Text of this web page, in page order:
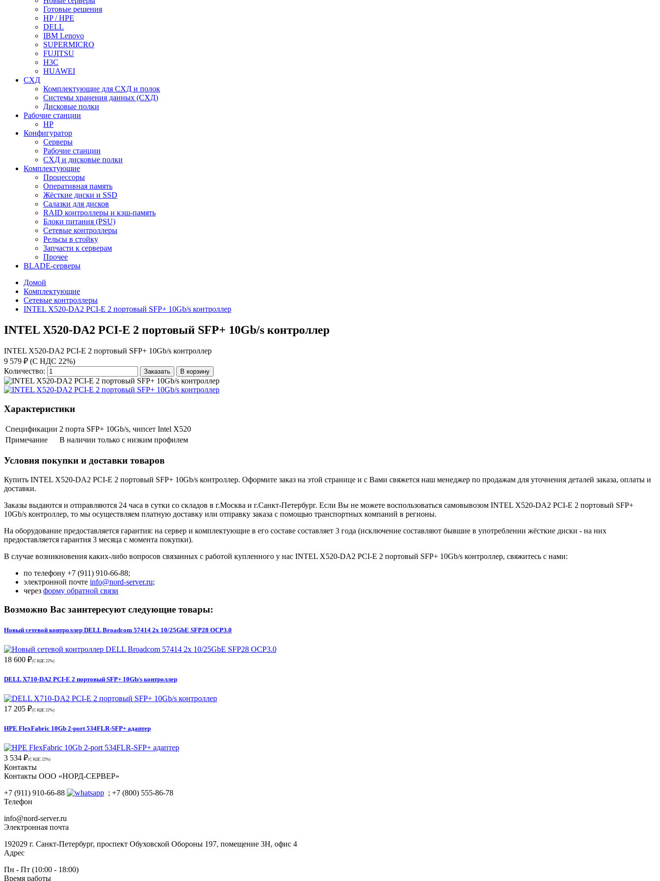
Готовые решения
HP / HPE
DELL
IBM Lenovo
SUPERMICRO
FUJITSU
H3C
HUAWEI
СХД
Комплектующие для СХД и полок
Системы хранения данных (СХД)
Дисковые полки
Рабочие станции
HP
Конфигуратор
Серверы
Рабочие станции
СХД и дисковые полки
Комплектующие
Процессоры
Оперативная память
Жёсткие диски и SSD
Салазки для дисков
RAID контроллеры и кэш-память
Блоки питания (PSU)
Сетевые контроллеры
Рельсы в стойку
Запчасти к серверам
Прочее
BLADE-серверы
Домой
Комплектующие
Сетевые контроллеры
INTEL X520-DA2 PCI-E 2 портовый SFP+ 10Gb/s контроллер
INTEL X520-DA2 PCI-E 2 портовый SFP+ 10Gb/s контроллер
INTEL X520-DA2 PCI-E 2 портовый SFP+ 10Gb/s контроллер
9 579 ₽ (С НДС 22%)
Количество:
Заказать В корзину
Характеристики
Спецификации 2 порта SFP+ 10Gb/s, чипсет Intel X520
Примечание
В наличии только с низким профилем
Условия покупки и доставки товаров
Купить INTEL X520-DA2 PCI-E 2 портовый SFP+ 10Gb/s контроллер. Оформите заказ на этой странице и с Вами свяжется наш менеджер по продажам для уточнения деталей заказа, оплаты и
доставки.
Заказы выдаются и отправляются 24 часа в сутки со складов в г.Москва и г.Санкт-Петербург. Если Вы не можете воспользоваться самовывозом INTEL X520-DA2 PCI-E 2 портовый SFP+
10Gb/s контроллер, то мы осуществляем платную доставку или отправку заказа с помощью транспортных компаний в регионы.
На оборудование предоставляется гарантия: на сервер и комплектующие в его составе составляет 3 года (исключение составляют бывшие в употреблении жёсткие диски - на них
предоставляется гарантия 3 месяца с момента покупки).
В случае возникновения каких-либо вопросов связанных с работой купленного у нас INTEL X520-DA2 PCI-E 2 портовый SFP+ 10Gb/s контроллер, свяжитесь с нами:
по телефону +7 (911) 910-66-88;
электронной почте info@nord-server.ru;
через форму обратной связи
Возможно Вас заинтересуют следующие товары:
Новый сетевой контроллер DELL Broadcom 57414 2x 10/25GbE SFP28 OCP3.0
18 600 ₽(С НДС 22%)
DELL X710-DA2 PCI-E 2 портовый SFP+ 10Gb/s контроллер
17 205 ₽(С НДС 22%)
HPE FlexFabric 10Gb 2-port 534FLR-SFP+ адаптер
3 534 ₽(С НДС 22%)
Контакты
Контакты ООО «НОРД-СЕРВЕР»
+7 (911) 910-66-88
; +7 (800) 555-86-78
Телефон
info@nord-server.ru
Электронная почта
192029 г. Санкт-Петербург, проспект Обуховской Обороны 197, помещение 3Н, офис 4
Адрес
Пн - Пт (10:00 - 18:00)
Время работы